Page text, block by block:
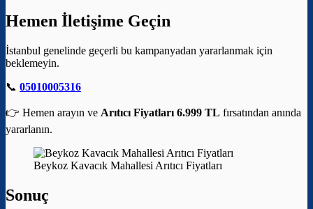
Hemen İletişime Geçin
İstanbul genelinde geçerli bu kampanyadan yararlanmak için
beklemeyin.
📞 05010005316
👉 Hemen arayın ve Arıtıcı Fiyatları 6.999 TL fırsatından anında
yararlanın.
Beykoz Kavacık Mahallesi Arıtıcı Fiyatları
Sonuç